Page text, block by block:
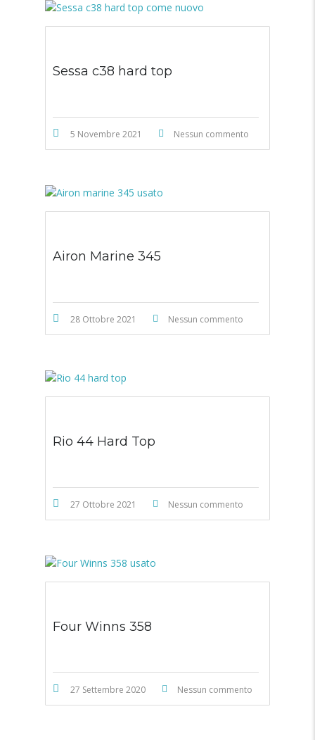
Sessa c38 hard top
5 Novembre 2021 Nessun commento
Airon Marine 345
28 Ottobre 2021 Nessun commento
Rio 44 Hard Top
27 Ottobre 2021 Nessun commento
Four Winns 358
27 Settembre 2020 Nessun commento